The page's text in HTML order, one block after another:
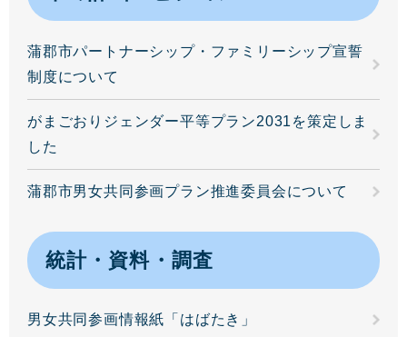
蒲郡市パートナーシップ・ファミリーシップ宣誓
制度について
がまごおりジェンダー平等プラン2031を策定しま
した
蒲郡市男女共同参画プラン推進委員会について
統計・資料・調査
男女共同参画情報紙「はばたき」